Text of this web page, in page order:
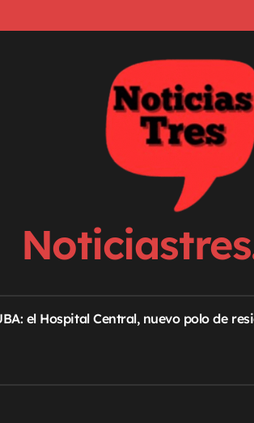
el Hospital Central, nuevo polo de